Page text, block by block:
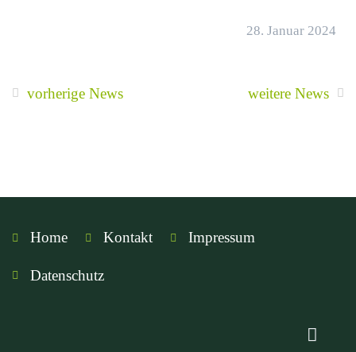
28. Januar 2024
vorherige News weitere News
Home Kontakt Impressum
Datenschutz